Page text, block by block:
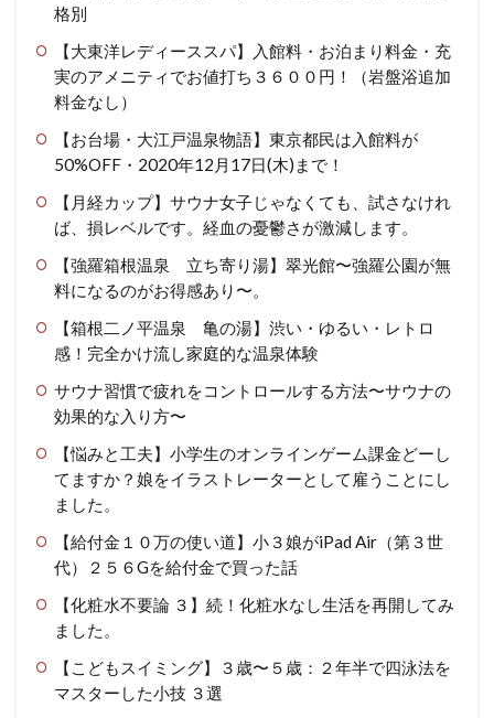
格別
【大東洋レディーススパ】入館料・お泊まり料金・充
実のアメニティでお値打ち３６００円！（岩盤浴追加
料金なし）
【お台場・大江戸温泉物語】東京都民は入館料が
50%OFF・2020年12月17日(木)まで！
【月経カップ】サウナ女子じゃなくても、試さなけれ
ば、損レベルです。経血の憂鬱さが激減します。
【強羅箱根温泉 立ち寄り湯】翠光館〜強羅公園が無
料になるのがお得感あり〜。
【箱根二ノ平温泉 亀の湯】渋い・ゆるい・レトロ
感！完全かけ流し家庭的な温泉体験
サウナ習慣で疲れをコントロールする方法〜サウナの
効果的な入り方〜
【悩みと工夫】小学生のオンラインゲーム課金どーし
てますか？娘をイラストレーターとして雇うことにし
ました。
【給付金１０万の使い道】小３娘がiPad Air（第３世
代）２５６Gを給付金で買った話
【化粧水不要論 ３】続！化粧水なし生活を再開してみ
ました。
【こどもスイミング】３歳〜５歳：２年半で四泳法を
マスターした小技 ３選